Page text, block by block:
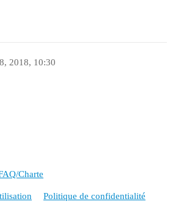
2018, 10:30
Charte
Politique de confidentialité